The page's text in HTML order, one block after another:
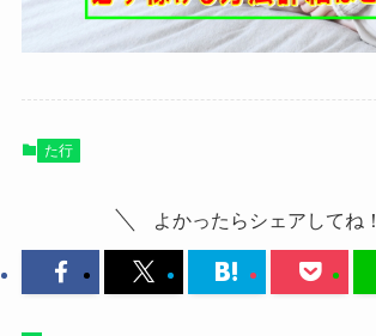
た行
よかったらシェアしてね！